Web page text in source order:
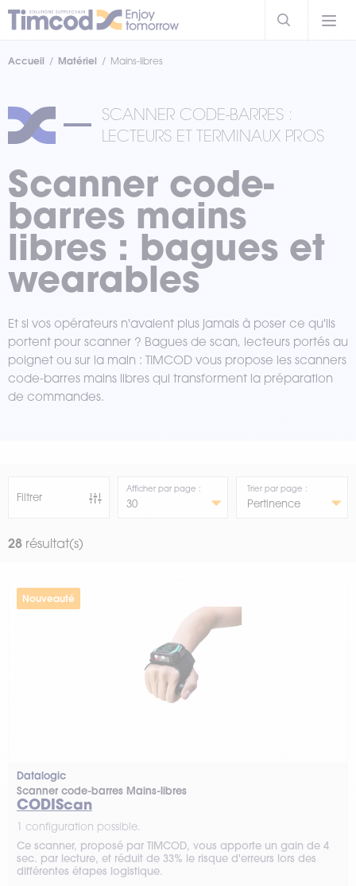
Accueil Matériel Mains-libres
SCANNER CODE-BARRES :
LECTEURS ET TERMINAUX PROS
Scanner code-
barres mains
libres : bagues et
wearables
Et si vos opérateurs n'avaient plus jamais à poser ce qu'ils
portent pour scanner ? Bagues de scan, lecteurs portés au
poignet ou sur la main : TIMCOD vous propose les scanners
code-barres mains libres qui transforment la préparation
de commandes.
28 résultat(s)
Filtrer
Afficher par page : Trier par page :
Nouveauté
Datalogic
Scanner code-barres Mains-libres
CODIScan
1 configuration possible.
Ce scanner, proposé par TIMCOD, vous apporte un gain de 4
sec. par lecture, et réduit de 33% le risque d'erreurs lors des
différentes étapes logistique.